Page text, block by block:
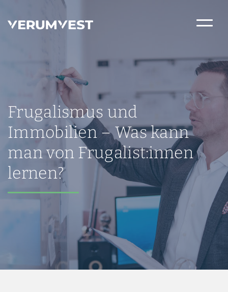
Frugalismus und
Immobilien – Was kann
man von Frugalist:innen
lernen?